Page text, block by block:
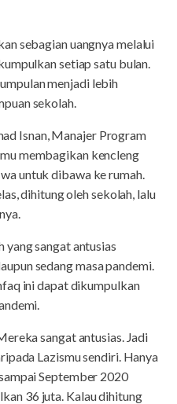
sebagian uangnya melalui
setiap satu bulan.
menjadi lebih
sekolah.
Isnan, Manajer Program
membagikan kencleng
untuk dibawa ke rumah.
dihitung oleh sekolah, lalu
yang sangat antusias
sedang masa pandemi.
ini dapat dikumpulkan
sangat antusias. Jadi
Lazismu sendiri. Hanya
September 2020
36 juta. Kalau dihitung